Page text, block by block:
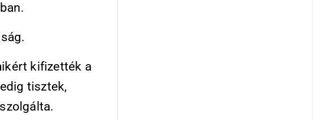
kifizették a
tisztek,